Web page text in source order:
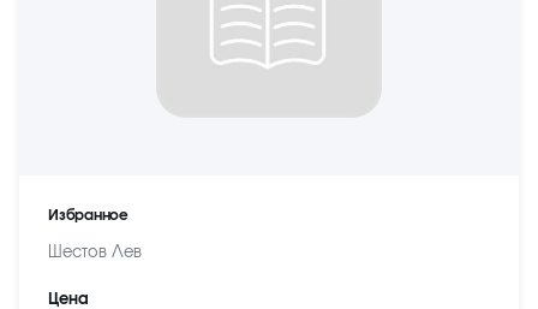
Избранное
Шестов Лев
Цена